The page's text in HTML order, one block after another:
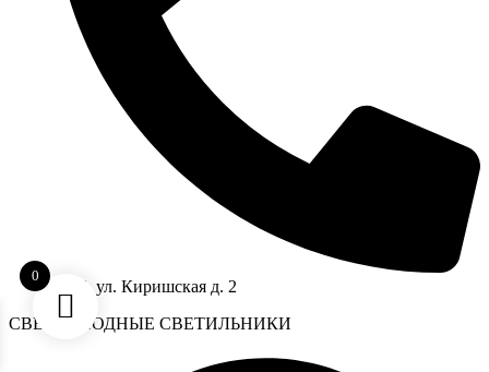
СПБ, ул. Киришская д. 2
CВЕТОДИОДНЫЕ СВЕТИЛЬНИКИ
0